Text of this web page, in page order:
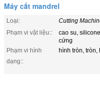
Máy cắt mandrel
Loại: Cutting
Phạm vi vật liệu::
cao su,
cứng
Phạm vi hình
dạng::
hình tròn, tròn,